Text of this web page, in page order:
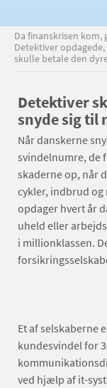
Da finanskrisen kom,
Detektiver
skulle betale den
Detektiver
snyde sig til
Når danskerne
svindelnumre, de
skaderne op, når
cykler, indbrud
opdager hvert år
uheld eller
i millionklassen.
Et af selskaberne
kundesvindel for
ved hjælp af it-